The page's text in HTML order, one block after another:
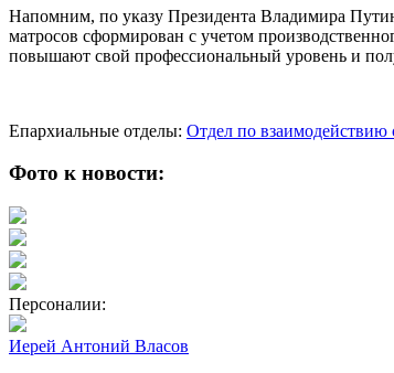
Напомним, по указу Президента Владимира
матросов сформирован с учетом
повышают свой профессиональный уровень и
Епархиальные отделы: Отдел по
Фото к новости:
Персоналии:
Иерей Антоний Власов